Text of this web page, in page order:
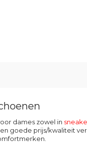
dames zowel in
goede prijs/kwaliteit